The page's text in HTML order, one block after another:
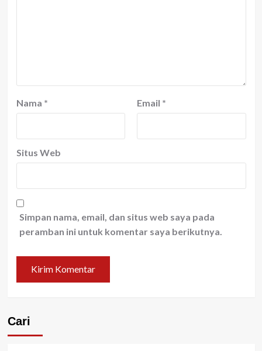
Nama * Email *
Situs Web
Simpan nama, email, dan situs web saya pada
peramban ini untuk komentar saya berikutnya.
Cari